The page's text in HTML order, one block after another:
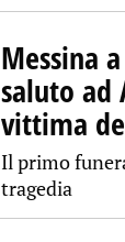
Messina
saluto ad
vittima
Il primo
tragedia